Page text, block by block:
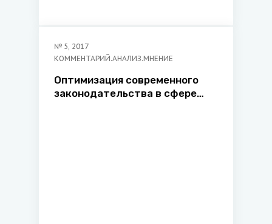
№ 5, 2017
КОММЕНТАРИЙ.АНАЛИЗ.МНЕНИЕ
Оптимизация современного
законодательства в сфере